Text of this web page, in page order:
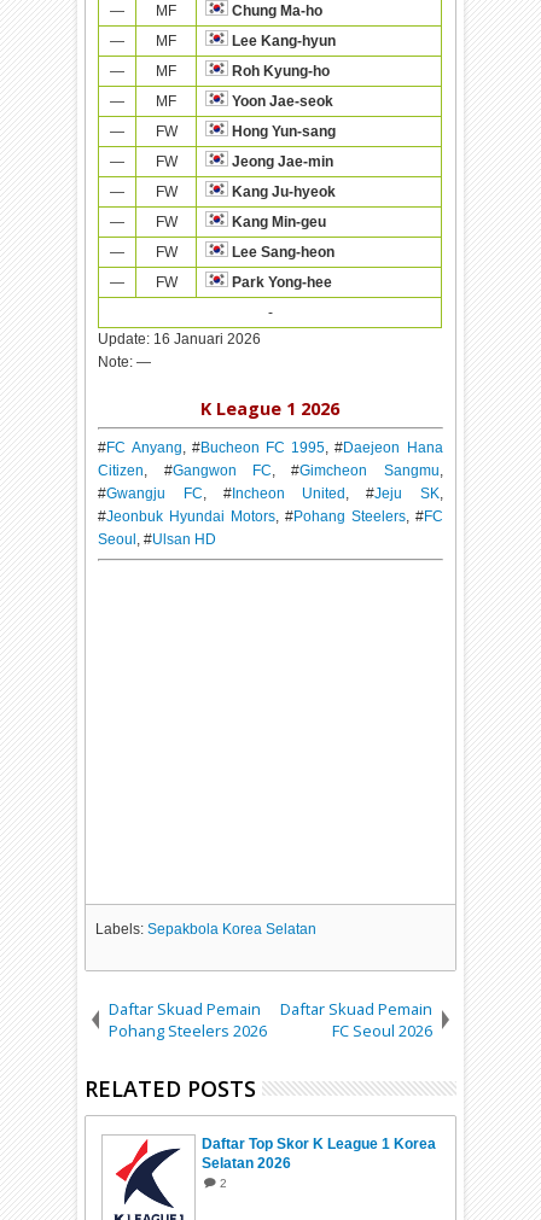
—
MF
Chung Ma-ho
—
MF
Lee Kang-hyun
—
MF
Roh Kyung-ho
—
MF
Yoon Jae-seok
—
FW
Hong Yun-sang
—
FW
Jeong Jae-min
—
FW
Kang Ju-hyeok
—
FW
Kang Min-geu
—
FW
Lee Sang-heon
—
FW
Park Yong-hee
-
Update: 16 Januari 2026
Note: —
K League 1 2026
#FC Anyang , #Bucheon FC 1995 , #Daejeon Hana
Citizen , #Gangwon FC , #Gimcheon Sangmu
#Gwangju FC , #Incheon United , #Jeju SK
#Jeonbuk Hyundai Motors , #Pohang Steelers, #FC
Seoul , #Ulsan HD
Labels:Sepakbola Korea Selatan
Daftar Skuad Pemain
Pohang Steelers 2026
Daftar Skuad Pemain
FC Seoul 2026
RELATED POSTS
Daftar Top Skor K League 1 Korea
Selatan 2026
2